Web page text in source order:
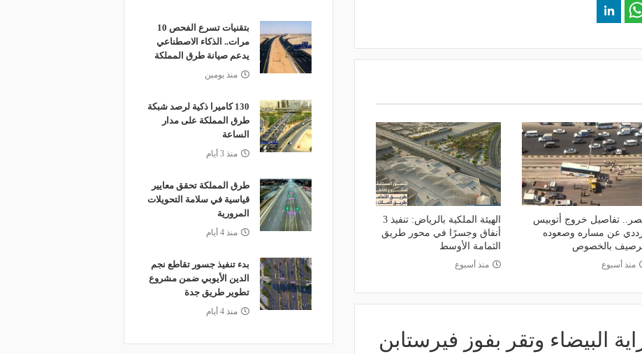
تفاصيل خروج أتوبيس
عن مساره وصعوده
بالخصوص
منذ أسبوع
الهيئة الملكية بالرياض: تنفيذ 3
أنفاق وجسرًا في محور طريق
الثمامة الأوسط
منذ أسبوع
البيضاء وتقر بفوز فيرستابن
بتقنيات تسرع الفحص 10
مرات.. الذكاء الاصطناعي
يدعم صيانة طرق المملكة
منذ يومين
130 كاميرا ذكية لرصد شبكة
طرق المملكة على مدار
الساعة
منذ 3 أيام
طرق المملكة تحقق معايير
قياسية في سلامة التحويلات
المرورية
منذ 4 أيام
بدء تنفيذ جسور تقاطع نجم
الدين الأيوبي ضمن مشروع
تطوير طريق جدة
منذ 4 أيام